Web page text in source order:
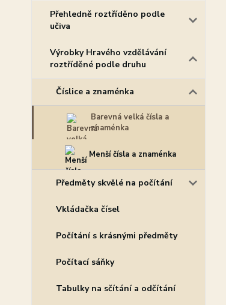
Přehledně roztříděno podle
učiva
Výrobky Hravého vzdělávání
roztříděné podle druhu
Číslice a znaménka
Barevná velká čísla a
znaménka
Menší čísla a znaménka
Předměty skvělé na počítání
Vkládačka čísel
Počítání s krásnými předměty
Počítací sáňky
Tabulky na sčítání a odčítání